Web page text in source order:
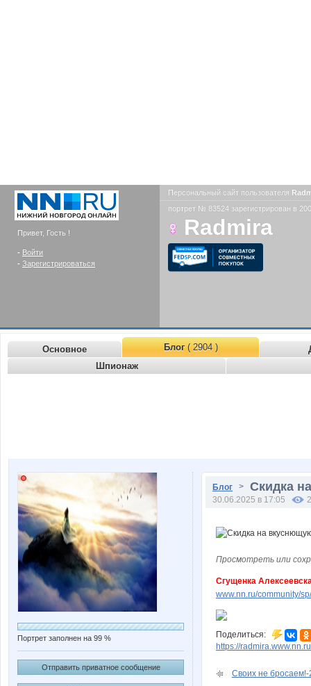
Привет, Гость !
- Войти
- Зарегистрироваться
Персональный сайт пользователя
портрет № 83524 зарегистрирован в
Radmira
Основное Блог( 2904 )
Шпионаж
Портрет заполнен на 99 %
Отправить приватное сообщение
Блог > Скидка
30.06.2025 в 17:05
Просмотреть или
Сгущенка
www.nn.ru/community/
Поделиться:
https://
Своих не